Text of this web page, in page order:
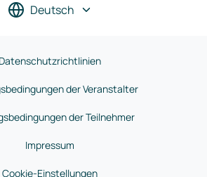
Deutsch
Datenschutzrichtlinien
der Veranstalter
der Teilnehmer
Impressum
Cookie-Einstellungen